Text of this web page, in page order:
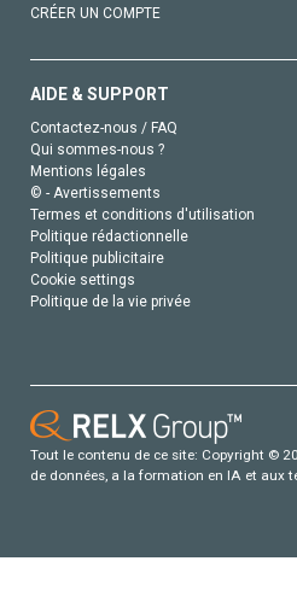
CRÉER UN COMPTE
AIDE & SUPPORT
Contactez-nous / FAQ
Qui sommes-nous ?
Mentions légales
© - Avertissements
Termes et conditions d'utilisation
Politique rédactionnelle
Politique publicitaire
Cookie settings
Politique de la vie privée
Tout le contenu de ce site: Copyright ©
de données, a la formation en IA et aux